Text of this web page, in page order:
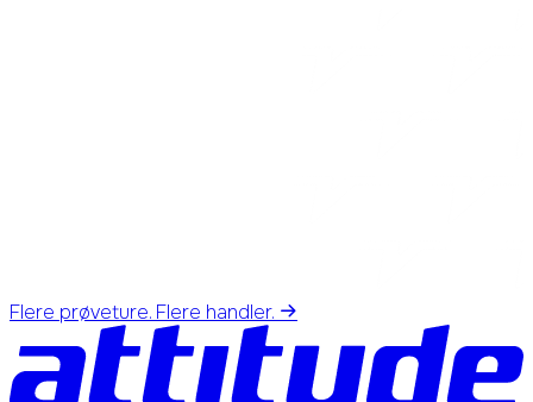
Flere prøveture. Flere handler.